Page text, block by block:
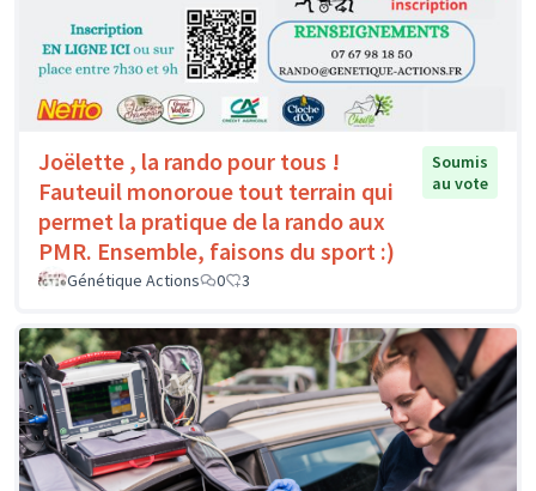
Joëlette , la rando pour tous !
Fauteuil monoroue tout terrain qui
permet la pratique de la rando aux
PMR. Ensemble, faisons du sport :)
Soumis
au vote
Génétique Actions 0 3